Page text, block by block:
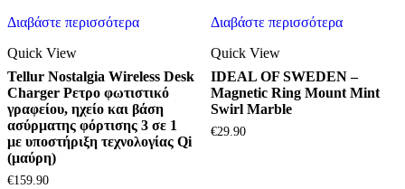
Διαβάστε περισσότερα
Quick View
Tellur Nostalgia Wireless Desk
Charger Ρετρο φωτιστικό
γραφείου, ηχείο και βάση
ασύρματης φόρτισης 3 σε 1
με υποστήριξη τεχνολογίας Qi
(μαύρη)
€159.90
Διαβάστε περισσότερα
Quick View
IDEAL OF SWEDEN –
Magnetic Ring Mount Mint
Swirl Marble
€29.90